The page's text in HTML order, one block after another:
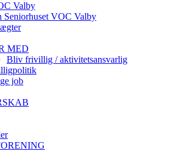
Valby
Seniorhuset VOC Valby
MED
Bliv frivillig / aktivitetsansvarlig
job